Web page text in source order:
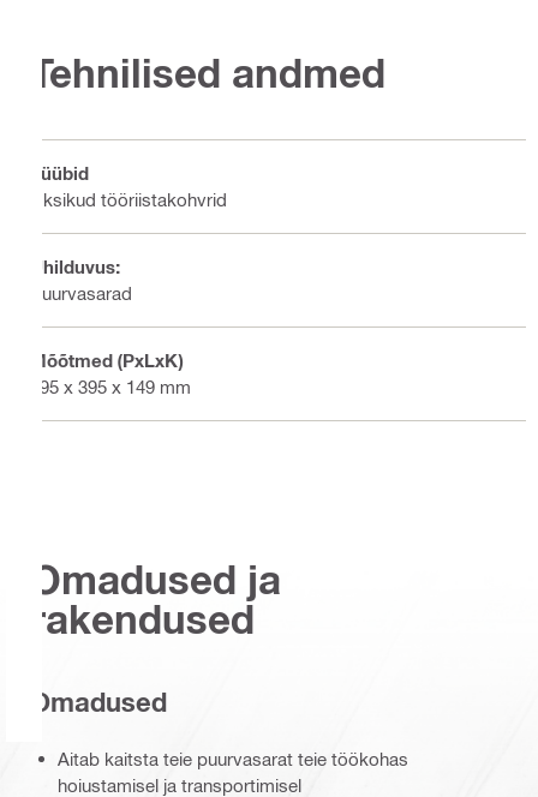
Tehnilised andmed
Tüübid
Üksikud tööriistakohvrid
Ühilduvus:
Puurvasarad
Mõõtmed (PxLxK)
495 x 395 x 149 mm
Omadused ja
rakendused
Omadused
Aitab kaitsta teie puurvasarat teie töökohas
hoiustamisel ja transportimisel